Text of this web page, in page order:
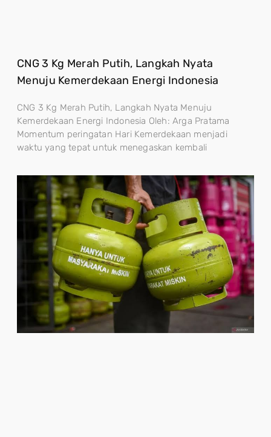
CNG 3 Kg Merah Putih, Langkah Nyata
Menuju Kemerdekaan Energi Indonesia
CNG 3 Kg Merah Putih, Langkah Nyata Menuju
Kemerdekaan Energi Indonesia Oleh: Arga Pratama
Momentum peringatan Hari Kemerdekaan menjadi
waktu yang tepat untuk menegaskan kembali